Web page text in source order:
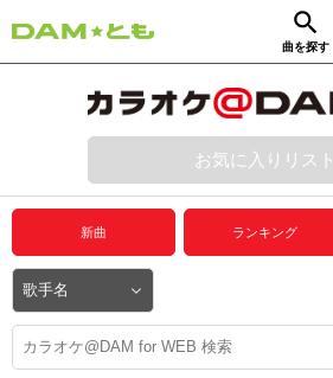
曲を探す
動画からさがす
ログイン
プレミアムサービス
DAM★とも動画
DAM★とも録音
お気に入りリスト
新曲 ランキング